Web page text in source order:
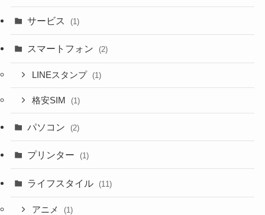
サービス (1)
スマートフォン (2)
LINEスタンプ (1)
格安SIM (1)
パソコン (2)
プリンター (1)
ライフスタイル (11)
アニメ (1)